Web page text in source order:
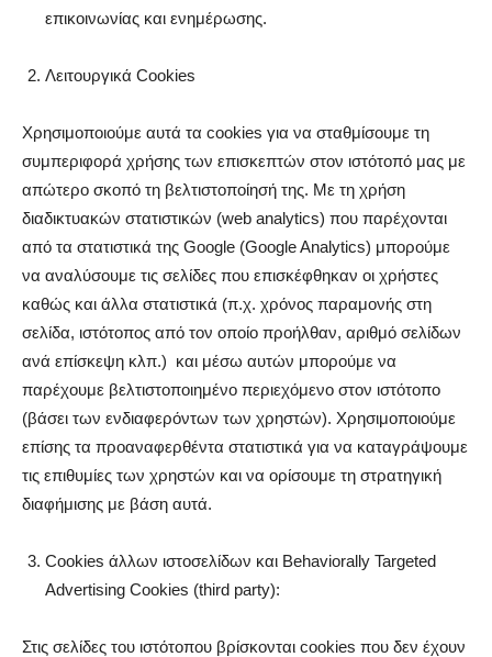
επικοινωνίας και ενημέρωσης.
Λειτουργικά Cookies
Χρησιμοποιούμε αυτά τα cookies για να σταθμίσουμε τη
συμπεριφορά χρήσης των επισκεπτών στον ιστότοπό μας με
απώτερο σκοπό τη βελτιστοποίησή της. Με τη χρήση
διαδικτυακών στατιστικών (web analytics) που παρέχονται
από τα στατιστικά της Google (Google Analytics) μπορούμε
να αναλύσουμε τις σελίδες που επισκέφθηκαν οι χρήστες
καθώς και άλλα στατιστικά (π.χ. χρόνος παραμονής στη
σελίδα, ιστότοπος από τον οποίο προήλθαν, αριθμό σελίδων
ανά επίσκεψη κλπ.) και μέσω αυτών μπορούμε να
παρέχουμε βελτιστοποιημένο περιεχόμενο στον ιστότοπο
(βάσει των ενδιαφερόντων των χρηστών). Χρησιμοποιούμε
επίσης τα προαναφερθέντα στατιστικά για να καταγράψουμε
τις επιθυμίες των χρηστών και να ορίσουμε τη στρατηγική
διαφήμισης με βάση αυτά.
Cookies άλλων ιστοσελίδων και Behaviorally Targeted
Advertising Cookies (third party):
Στις σελίδες του ιστότοπου βρίσκονται cookies που δεν έχουν